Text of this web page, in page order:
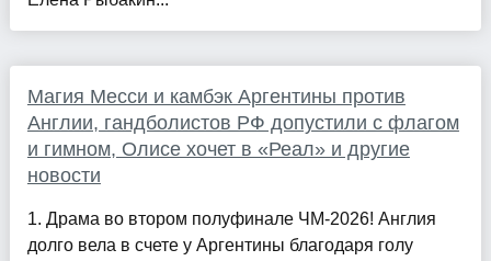
Магия Месси и камбэк Аргентины против
Англии, гандболистов РФ допустили с флагом
и гимном, Олисе хочет в «Реал» и другие
новости
1. Драма во втором полуфинале ЧМ-2026! Англия
долго вела в счете у Аргентины благодаря голу